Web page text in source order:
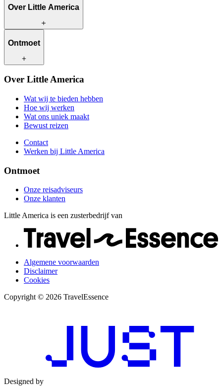
Over Little America
Wat wij te bieden hebben
Wat ons uniek maakt
Contact
Werken bij Little America
Ontmoet
Onze reisadviseurs
Over Little America
Wat wij te bieden hebben
Hoe wij werken
Wat ons uniek maakt
Bewust reizen
Contact
Werken bij Little America
Ontmoet
Onze reisadviseurs
Onze klanten
Little America is een zusterbedrijf van
Algemene voorwaarden
Disclaimer
Cookies
Copyright © 2026 TravelEssence
Designed by